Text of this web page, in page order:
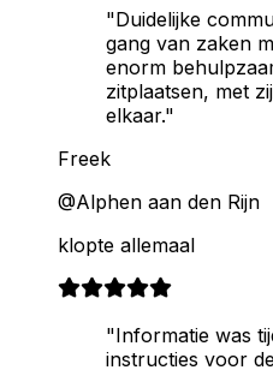
"Duidelijke
gang van zaken
enorm
zitplaatsen, met
elkaar."
Freek
@Alphen aan den Rijn
klopte allemaal
"Informatie was
instructies voor